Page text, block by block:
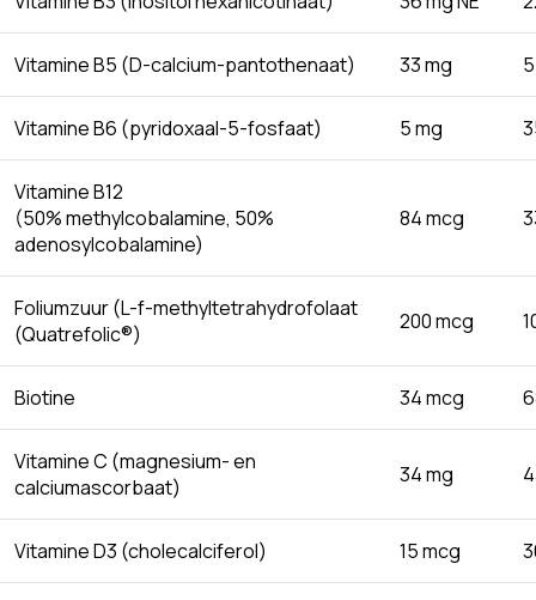
Vitamine B5 (D-calcium-pantothenaat) 33 mg
Vitamine B6 (pyridoxaal-5-fosfaat) 5 mg
Vitamine B12
(50% methylcobalamine, 50%
adenosylcobalamine)
84 mcg
Foliumzuur (L-f-methyltetrahydrofolaat
(Quatrefolic®)
200 mcg
Biotine 34 mcg
Vitamine C (magnesium- en
calciumascorbaat)
34 mg
Vitamine D3 (cholecalciferol) 15 mcg